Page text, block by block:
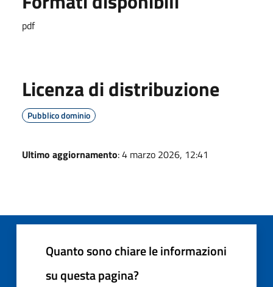
pdf
Licenza di distribuzione
Pubblico dominio
Ultimo aggiornamento: 4 marzo 2026, 12:41
Quanto sono chiare le informazioni
su questa pagina?